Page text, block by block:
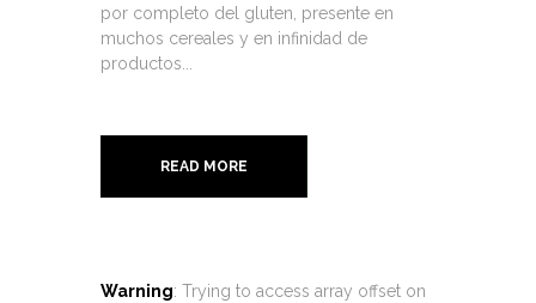
por completo del gluten, presente en
muchos cereales y en infinidad de
productos...
READ MORE
Warning: Trying to access array offset on